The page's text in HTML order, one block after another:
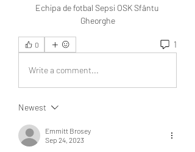
Echipa de fotbal Sepsi OSK Sfântu
Gheorghe
0 1
Write a comment...
Newest
Emmitt Brosey
Sep 24, 2023